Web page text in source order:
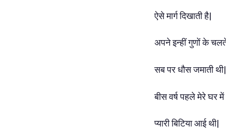
ऐसे मार्ग दिखाती है|
अपने इन्हीं गुणों के
सब पर धौस जमाती थी|
बीस वर्ष पहले मेरे घर में
प्यारी बिटिया आई थी|